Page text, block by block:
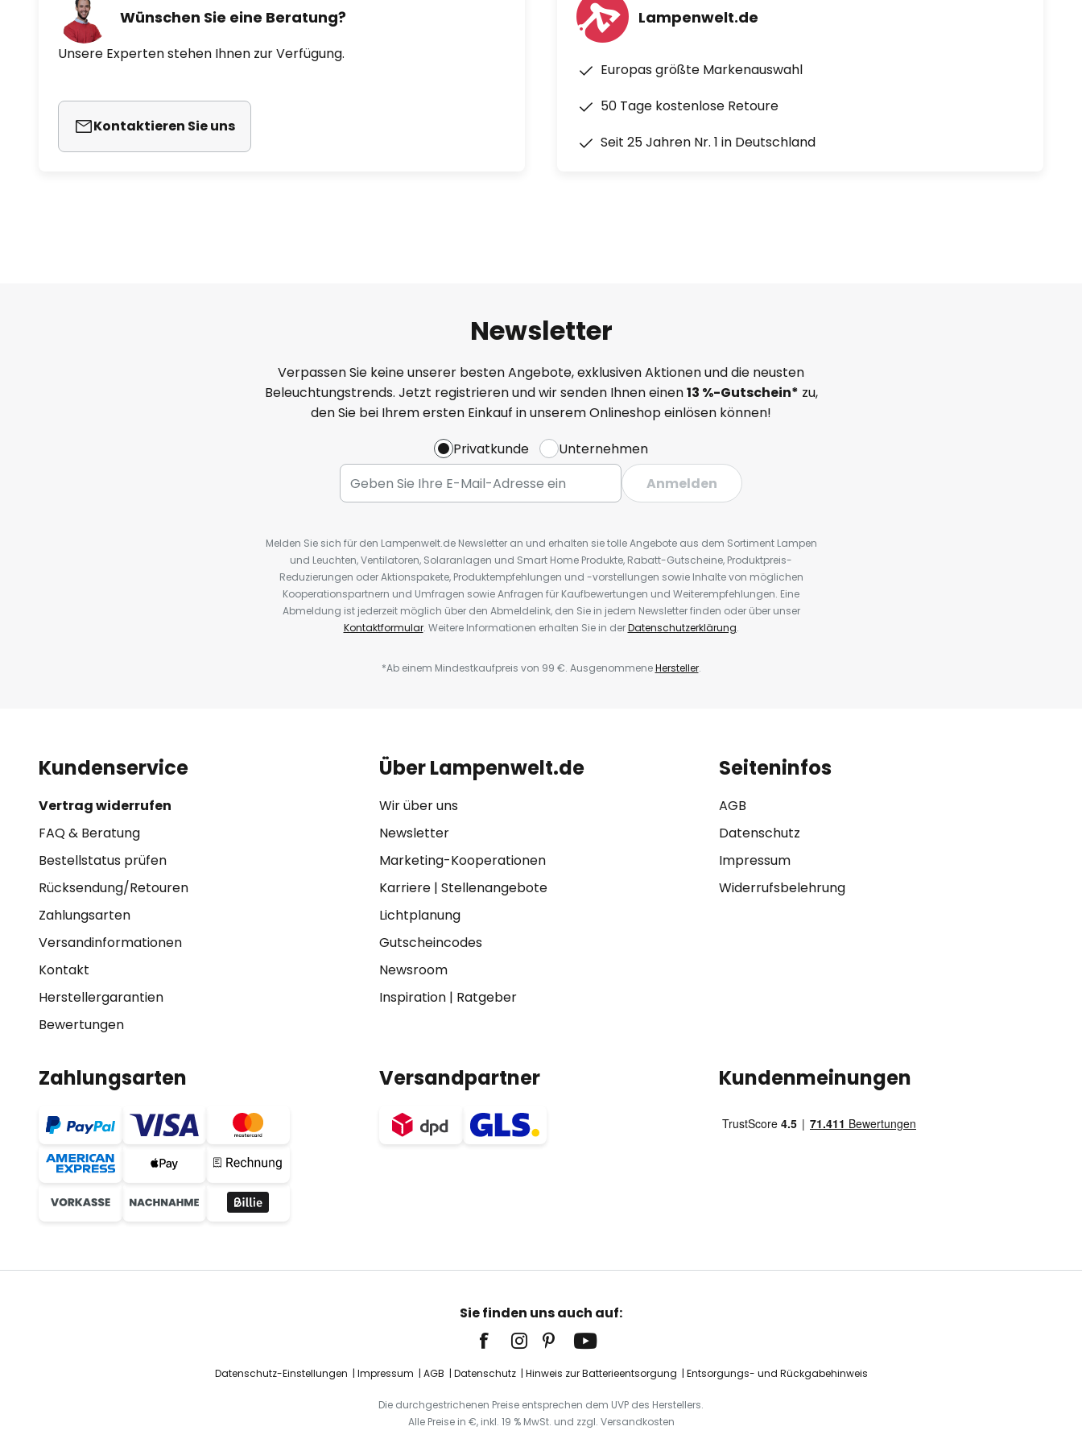
Wünschen Sie eine Beratung?
Unsere Experten stehen Ihnen zur Verfügung.
Kontaktieren Sie uns
Lampenwelt.de
Europas größte Markenauswahl
50 Tage kostenlose Retoure
Seit 25 Jahren Nr. 1 in Deutschland
Newsletter
Verpassen Sie keine unserer besten Angebote, exklusiven Aktionen und die neusten
Beleuchtungstrends. Jetzt registrieren und wir senden Ihnen einen13 %-Gutschein* zu,
den Sie bei Ihrem ersten Einkauf in unserem Onlineshop einlösen können!
Privatkunde
Unternehmen
Anmelden
Melden Sie sich für den Lampenwelt.de Newsletter an und erhalten sie tolle Angebote aus dem Sortiment Lampen
und Leuchten, Ventilatoren, Solaranlagen und Smart Home Produkte, Rabatt-Gutscheine, Produktpreis-
Reduzierungen oder Aktionspakete, Produktempfehlungen und -vorstellungen sowie Inhalte von möglichen
Kooperationspartnern und Umfragen sowie Anfragen für Kaufbewertungen und Weiterempfehlungen. Eine
Abmeldung ist jederzeit möglich über den Abmeldelink, den Sie in jedem Newsletter finden oder über unser
Kontaktformular. Weitere Informationen erhalten Sie in derDatenschutzerklärung.
*Ab einem Mindestkaufpreis von 99 €. AusgenommeneHersteller.
Kundenservice
Vertrag widerrufen
FAQ & Beratung
Bestellstatus prüfen
Rücksendung/Retouren
Zahlungsarten
Versandinformationen
Kontakt
Herstellergarantien
Bewertungen
Über Lampenwelt.de
Wir über uns
Newsletter
Marketing-Kooperationen
Karriere| Stellenangebote
Lichtplanung
Gutscheincodes
Newsroom
Inspiration| Ratgeber
Seiteninfos
AGB
Datenschutz
Impressum
Widerrufsbelehrung
Zahlungsarten Versandpartner Kundenmeinungen
Sie finden uns auch auf:
Datenschutz-Einstellungen Impressum AGB Datenschutz Hinweis zur Batterieentsorgung Entsorgungs- und Rückgabehinweis
Die durchgestrichenen Preise entsprechen dem UVP des Herstellers.
Alle Preise in €, inkl. 19 % MwSt. und zzgl. Versandkosten